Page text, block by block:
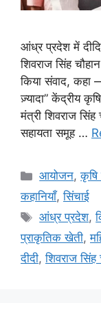
आंध्र प्रदेश में
शिवराज सिंह
किया संवाद, कहा
ज़्यादा” केंद्रीय
मंत्री शिवराज
सहायता समूह …
आयोजन,कृषि
कहानियाँ,सिंचाई
आंध्र प्रदेश,
प्राकृतिक खेती,
दीदी,शिवराज सिंह